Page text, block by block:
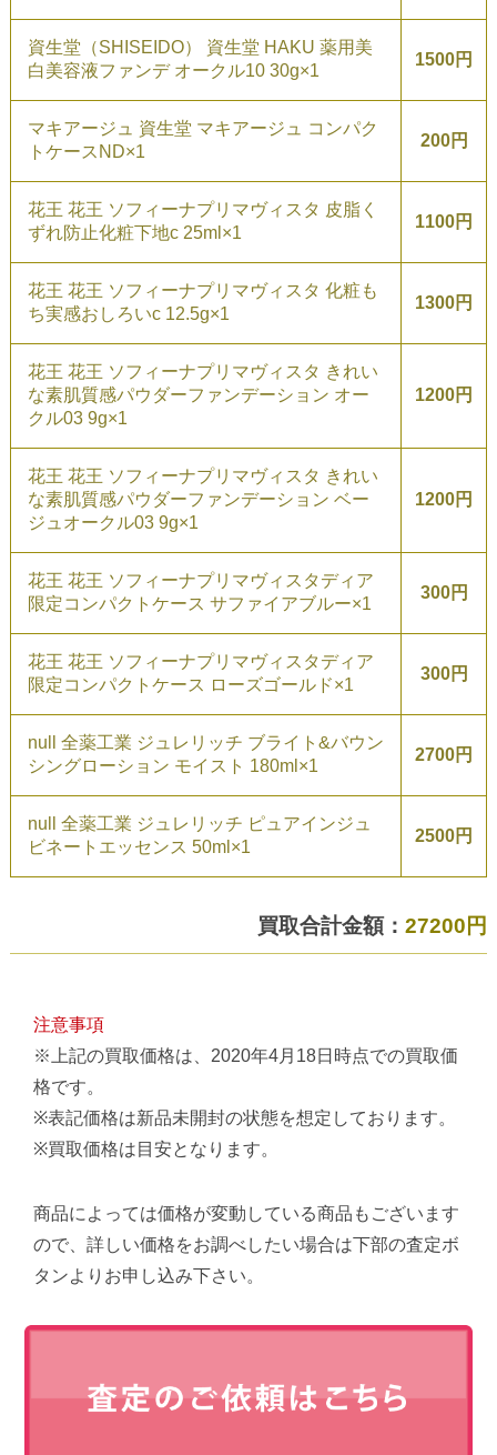
資生堂（SHISEIDO） 資生堂 HAKU 薬用美
白美容液ファンデ オークル10 30g×1
1500円
マキアージュ 資生堂 マキアージュ コンパク
トケースND×1
200円
花王 花王 ソフィーナプリマヴィスタ 皮脂く
ずれ防止化粧下地c 25ml×1
1100円
花王 花王 ソフィーナプリマヴィスタ 化粧も
ち実感おしろいc 12.5g×1
1300円
花王 花王 ソフィーナプリマヴィスタ きれい
な素肌質感パウダーファンデーション オー
クル03 9g×1
1200円
花王 花王 ソフィーナプリマヴィスタ きれい
な素肌質感パウダーファンデーション ベー
ジュオークル03 9g×1
1200円
花王 花王 ソフィーナプリマヴィスタディア
限定コンパクトケース サファイアブルー×1
300円
花王 花王 ソフィーナプリマヴィスタディア
限定コンパクトケース ローズゴールド×1
300円
null 全薬工業 ジュレリッチ ブライト&バウン
シングローション モイスト 180ml×1
2700円
null 全薬工業 ジュレリッチ ピュアインジュ
ビネートエッセンス 50ml×1
2500円
買取合計金額：27200円
注意事項
※上記の買取価格は、2020年4月18日時点での買取価
格です。
※表記価格は新品未開封の状態を想定しております。
※買取価格は目安となります。
商品によっては価格が変動している商品もございます
ので、詳しい価格をお調べしたい場合は下部の査定ボ
タンよりお申し込み下さい。